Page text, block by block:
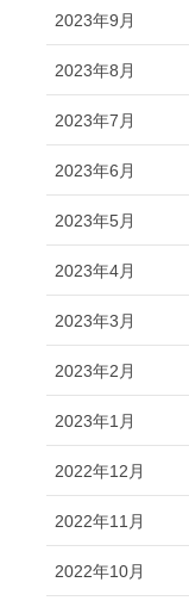
2023年9月
2023年8月
2023年7月
2023年6月
2023年5月
2023年4月
2023年3月
2023年2月
2023年1月
2022年12月
2022年11月
2022年10月